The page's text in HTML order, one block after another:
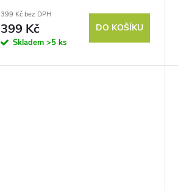
399 Kč bez DPH
399 Kč
Skladem >5 ks
DO KOŠÍKU